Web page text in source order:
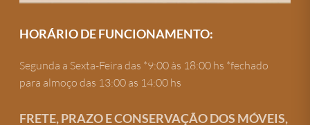
HORÁRIO DE FUNCIONAMENTO:
Segunda a Sexta-Feira das *9:00 às 18:00 hs *fechado
para almoço das 13:00 as 14:00 hs
FRETE, PRAZO E CONSERVAÇÃO DOS MÓVEIS,